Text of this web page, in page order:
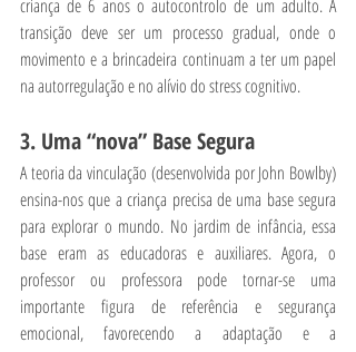
criança de 6 anos o autocontrolo de um adulto. A
transição deve ser um processo gradual, onde o
movimento e a brincadeira continuam a ter um papel
na autorregulação e no alívio do stress cognitivo.
3. Uma “nova” Base Segura
A teoria da vinculação (desenvolvida por John Bowlby)
ensina-nos que a criança precisa de uma base segura
para explorar o mundo. No jardim de infância, essa
base eram as educadoras e auxiliares. Agora, o
professor ou professora pode tornar-se uma
importante figura de referência e segurança
emocional, favorecendo a adaptação e a